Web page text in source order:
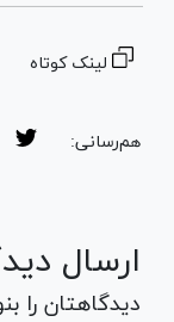
لینک کوتاه
هم‌رسانی:
ارسال
دیدگاهتان را